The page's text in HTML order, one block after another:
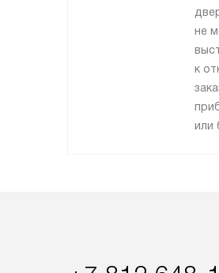
не
к
или